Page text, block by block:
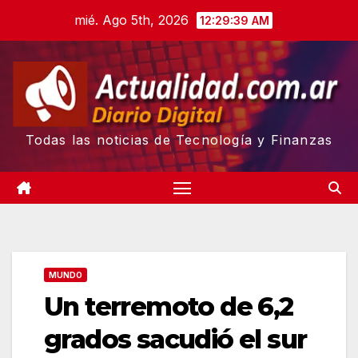
content
mié. Ago 5th, 2026 12:29:40 AM
Todas las noticias de Tecnología y Finanzas
MUNDO
Un terremoto de 6,2
grados sacudió el sur